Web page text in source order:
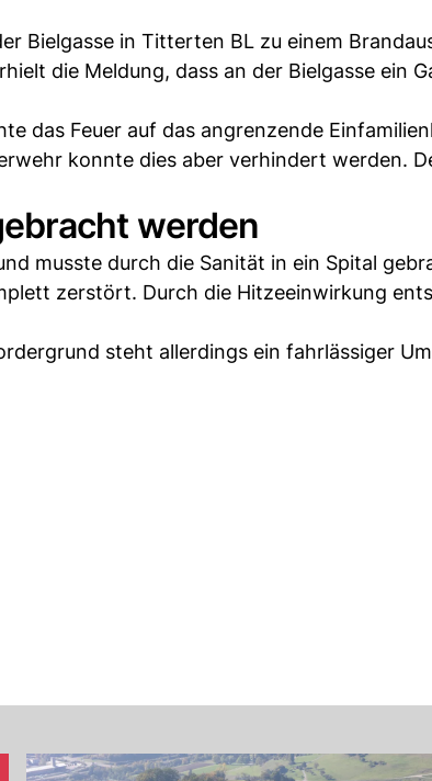
Bielgasse in Titterten BL zu einem
die Meldung, dass an der Bielgasse ein
das Feuer auf das angrenzende
konnte dies aber verhindert werden.
werden
musste durch die Sanität in ein Spital
zerstört. Durch die Hitzeeinwirkung
steht allerdings ein fahrlässiger
veröffentlicht: